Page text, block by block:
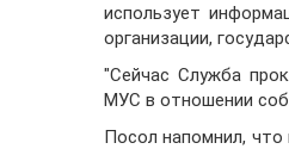
использует
организации,
"Сейчас Служба
МУС в отношении
Посол напомнил, что